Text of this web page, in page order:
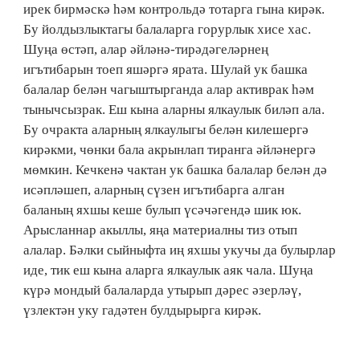
ирек бирмәскә һәм контрольдә тотарга гына кирәк.
Бу йолдызлыктагы балаларга горурлык хисе хас.
Шуңа өстәп, алар әйләнә-тирәдәгеләрнең
игътибарын тоеп яшәргә ярата. Шулай ук башка
балалар белән чагыштырганда алар активрак һәм
тынычсызрак. Еш кына аларны ялкаулык биләп ала.
Бу очракта аларның ялкаулыгы белән килешергә
кирәкми, чөнки бала акрынлап тиранга әйләнергә
мөмкин. Кечкенә чактан ук башка балалар белән дә
исәпләшеп, аларның сүзен игътибарга алган
баланың яхшы кеше булып үсәчәгендә шик юк.
Арысланнар акыллы, яңа материалны тиз отып
алалар. Бәлки сыйныфта иң яхшы укучы да булырлар
иде, тик еш кына аларга ялкаулык аяк чала. Шуңа
күрә мондый балаларда утырып дәрес әзерләү,
үзлектән уку гадәтен булдырырга кирәк.